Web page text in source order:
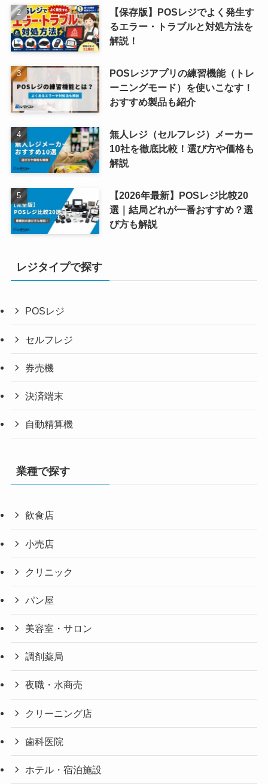
【保存版】POSレジでよく発生す
るエラー・トラブルと対処方法を
解説！
POSレジアプリの練習機能（トレ
ーニングモード）を使いこなす！
おすすめ製品も紹介
無人レジ（セルフレジ）メーカー
10社を徹底比較！選び方や価格も
解説
【2026年最新】POSレジ比較20
選｜結局どれが一番おすすめ？選
び方も解説
レジタイプで探す
POSレジ
セルフレジ
券売機
決済端末
自動精算機
業種で探す
飲食店
小売店
クリニック
パン屋
美容室・サロン
調剤薬局
夜職・水商売
クリーニング店
歯科医院
ホテル・宿泊施設